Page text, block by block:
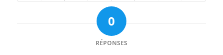
0
RÉPONSES